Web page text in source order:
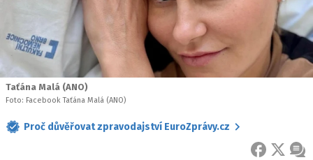
Taťána Malá (ANO)
Foto: Facebook Taťána Malá (ANO)
Proč důvěřovat zpravodajství EuroZprávy.cz
FACEBOOK
X